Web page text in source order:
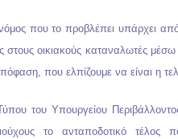
νόμος που το προβλέπει υπάρχει
στους οικιακούς καταναλωτές
που ελπίζουμε να είναι η
του Υπουργείου
το ανταποδοτικό